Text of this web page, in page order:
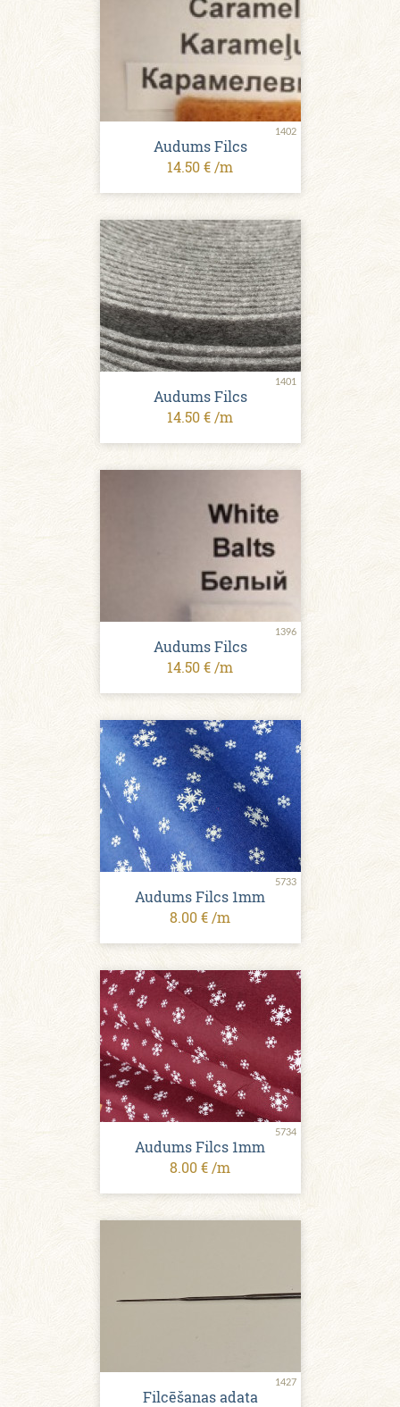
1402
Audums Filcs
14.50 € /m
1401
Audums Filcs
14.50 € /m
1396
Audums Filcs
14.50 € /m
5733
Audums Filcs 1mm
8.00 € /m
5734
Audums Filcs 1mm
8.00 € /m
1427
Filcēšanas adata